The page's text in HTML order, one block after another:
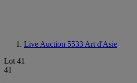
Live Auction 5533 Art d'Asie
Lot 41
41